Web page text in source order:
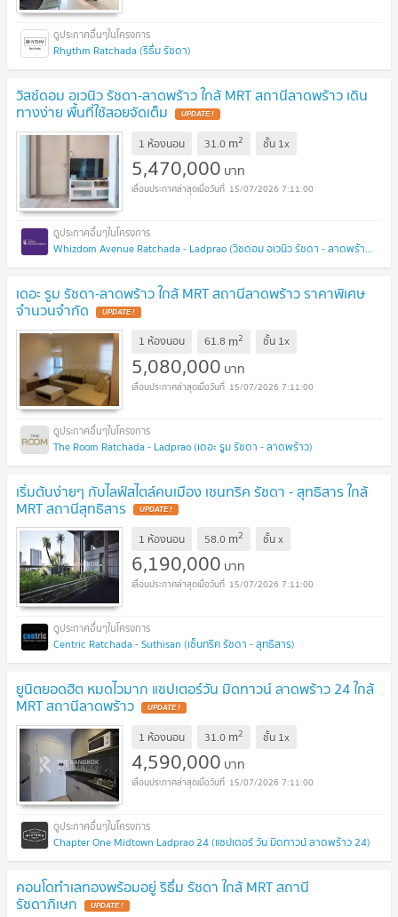
Rhythm Ratchada (ริธึ่ม รัชดา)
วิสซ์ดอม อเวนิว รัชดา-ลาดพร้าว ใกล้ MRT สถานีลาดพร้าว เดิน
ทางง่าย พื้นที่ใช้สอยจัดเต็ม UPDATE !
1 ห้องนอน 31.0 m2 ชั้น 1x
5,470,000 บาท
15/07/2026 7:11:00
Whizdom Avenue Ratchada - Ladprao (วิซดอม อเวนิว รัชดา - ลาดพร้าว)
เดอะ รูม รัชดา-ลาดพร้าว ใกล้ MRT สถานีลาดพร้าว ราคาพิเศษ
จำนวนจำกัด UPDATE !
1 ห้องนอน 61.8 m2 ชั้น 1x
5,080,000 บาท
15/07/2026 7:11:00
The Room Ratchada - Ladprao (เดอะ รูม รัชดา - ลาดพร้าว)
เริ่มต้นง่ายๆ กับไลฟ์สไตล์คนเมือง เซนทริค รัชดา - สุทธิสาร ใกล้
MRT สถานีสุทธิสาร UPDATE !
1 ห้องนอน 58.0 m2 ชั้นx
6,190,000 บาท
15/07/2026 7:11:00
Centric Ratchada - Suthisan (เซ็นทริค รัชดา - สุทธิสาร)
ยูนิตยอดฮิต หมดไวมาก แชปเตอร์วัน มิดทาวน์ ลาดพร้าว 24 ใกล้
MRT สถานีลาดพร้าว UPDATE !
1 ห้องนอน 31.0 m2 ชั้น 1x
4,590,000 บาท
15/07/2026 7:11:00
Chapter One Midtown Ladprao 24 (แชปเตอร์ วัน มิดทาวน์ ลาดพร้าว 24)
คอนโดทำเลทองพร้อมอยู่ ริธึ่ม รัชดา ใกล้ MRT สถานี
รัชดาภิเษก UPDATE !